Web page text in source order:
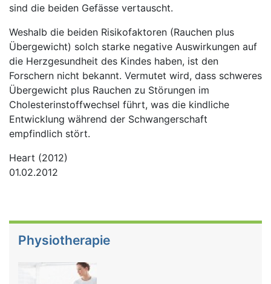
sind die beiden Gefässe vertauscht.
Weshalb die beiden Risikofaktoren (Rauchen plus
Übergewicht) solch starke negative Auswirkungen auf
die Herzgesundheit des Kindes haben, ist den
Forschern nicht bekannt. Vermutet wird, dass schweres
Übergewicht plus Rauchen zu Störungen im
Cholesterinstoffwechsel führt, was die kindliche
Entwicklung während der Schwangerschaft
empfindlich stört.
Heart (2012)
01.02.2012
Physiotherapie